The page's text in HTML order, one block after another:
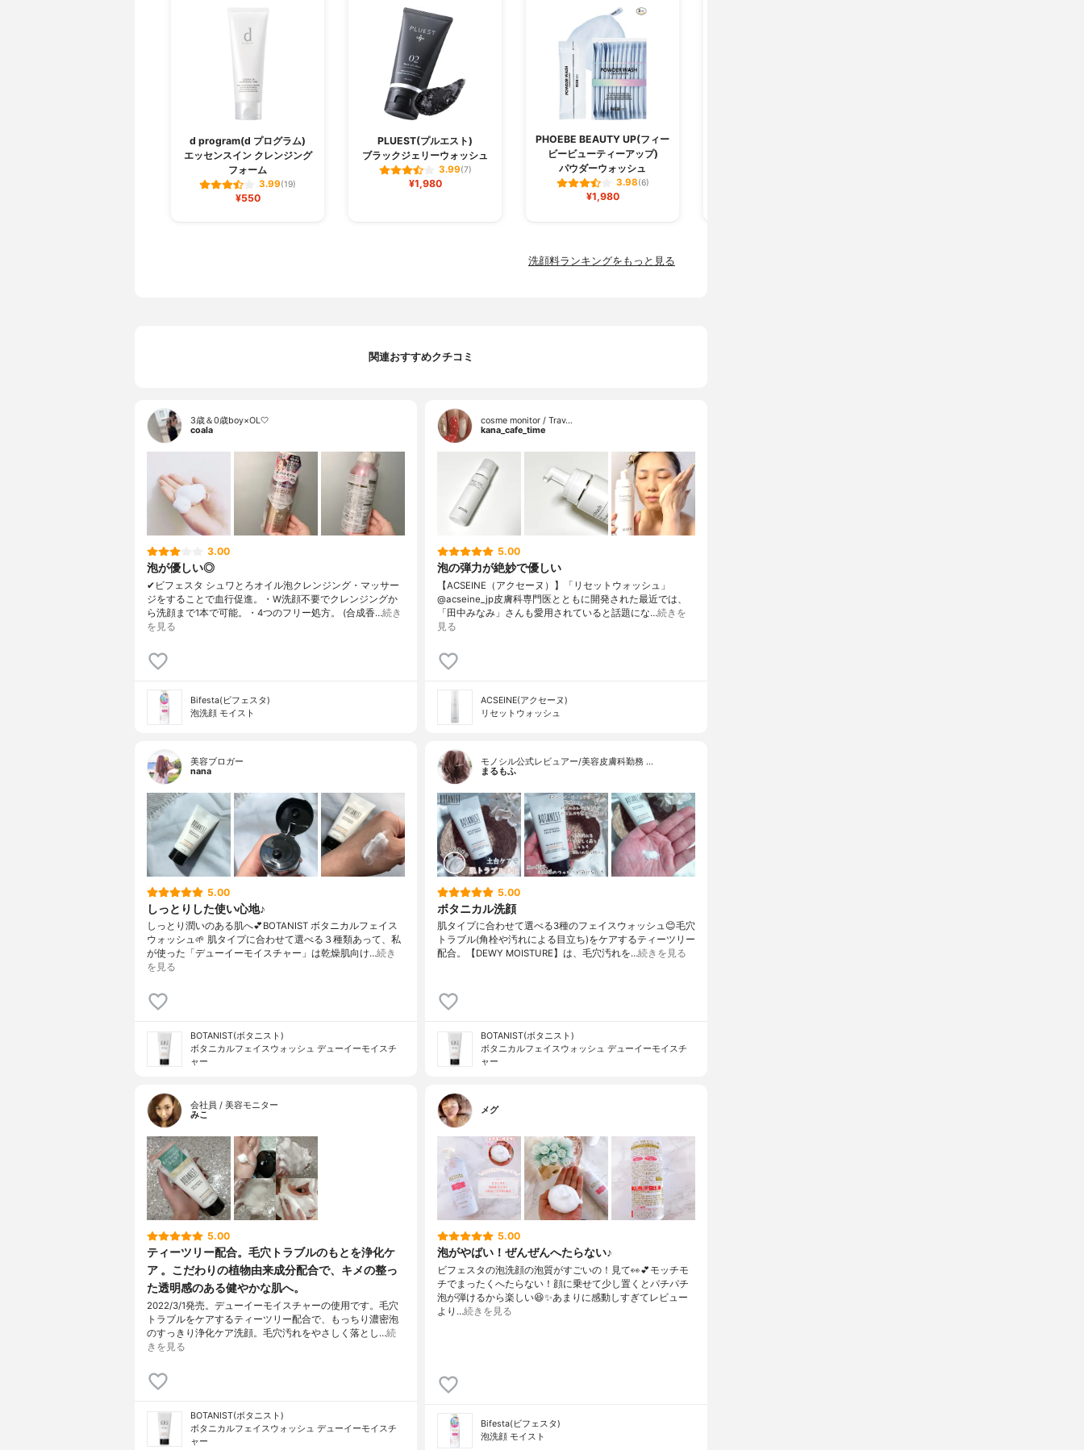
d program(d プログラム)
エッセンスイン クレンジング
フォーム
3.99(19)
¥550
PLUEST(プルエスト)
ブラックジェリーウォッシュ
3.99(7)
¥1,980
PHOEBE BEAUTY UP(フィー
ビービューティーアップ)
パウダーウォッシュ
3.98(6)
¥1,980
洗顔料ランキングをもっと見る
関連おすすめクチコミ
3歳＆0歳boy×OL🤍
coala
3.00
泡が優しい◎
✔︎ビフェスタ シュワとろオイル泡クレンジング・マッサー
ジをすることで血行促進。・W洗顔不要でクレンジングか
ら洗顔まで1本で可能。・4つのフリー処方。 (合成香…続き
を見る
Bifesta(ビフェスタ)
泡洗顔 モイスト
cosme monitor / Trav…
kana_cafe_time
5.00
泡の弾力が絶妙で優しい
【ACSEINE（アクセーヌ）】「リセットウォッシュ」
@acseine_jp皮膚科専門医とともに開発された最近では、
「田中みなみ」さんも愛用されていると話題にな…続きを
見る
ACSEINE(アクセーヌ)
リセットウォッシュ
美容ブロガー
nana
5.00
しっとりした使い心地♪
しっとり潤いのある肌へ💕BOTANIST ボタニカルフェイス
ウォッシュ🌱 肌タイプに合わせて選べる３種類あって、私
が使った「デューイーモイスチャー」は乾燥肌向け…続き
を見る
BOTANIST(ボタニスト)
ボタニカルフェイスウォッシュ デューイーモイスチ
ャー
モノシル公式レビュアー/美容皮膚科勤務 …
まるもふ
5.00
ボタニカル洗顔
肌タイプに合わせて選べる3種のフェイスウォッシュ😊毛穴
トラブル(角栓や汚れによる目立ち)をケアするティーツリー
配合。【DEWY MOISTURE】は、毛穴汚れを…続きを見る
BOTANIST(ボタニスト)
ボタニカルフェイスウォッシュ デューイーモイスチ
ャー
会社員 / 美容モニター
みこ
5.00
ティーツリー配合。毛穴トラブルのもとを浄化ケ
ア 。こだわりの植物由来成分配合で、キメの整っ
た透明感のある健やかな肌へ。
2022/3/1発売。デューイーモイスチャーの使用です。毛穴
トラブルをケアするティーツリー配合で、もっちり濃密泡
のすっきり浄化ケア洗顔。毛穴汚れをやさしく落とし…続
きを見る
BOTANIST(ボタニスト)
ボタニカルフェイスウォッシュ デューイーモイスチ
ャー
メグ
5.00
泡がやばい！ぜんぜんへたらない♪
ビフェスタの泡洗顔の泡質がすごいの！見て👀💕モッチモ
チでまったくへたらない！顔に乗せて少し置くとパチパチ
泡が弾けるから楽しい😆✨あまりに感動しすぎてレビュー
より…続きを見る
Bifesta(ビフェスタ)
泡洗顔 モイスト